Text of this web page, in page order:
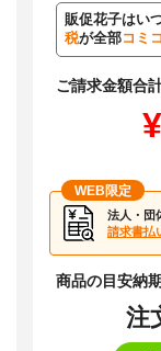
販促花子はい
税が全部コミ
ご請求金額合
WEB限定
法人・団
請求書払
商品の目安納期
注